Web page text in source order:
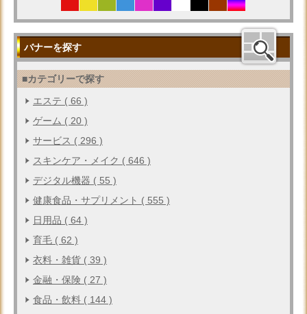
バナーを探す
■カテゴリーで探す
エステ ( 66 )
ゲーム ( 20 )
サービス ( 296 )
スキンケア・メイク ( 646 )
デジタル機器 ( 55 )
健康食品・サプリメント ( 555 )
日用品 ( 64 )
育毛 ( 62 )
衣料・雑貨 ( 39 )
金融・保険 ( 27 )
食品・飲料 ( 144 )